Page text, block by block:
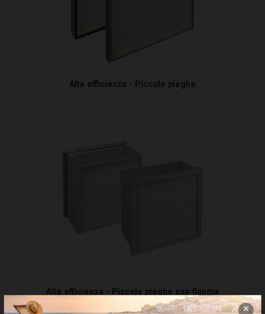
Alta efficienza - Piccole pieghe
Alta efficienza - Piccole pieghe con flangia